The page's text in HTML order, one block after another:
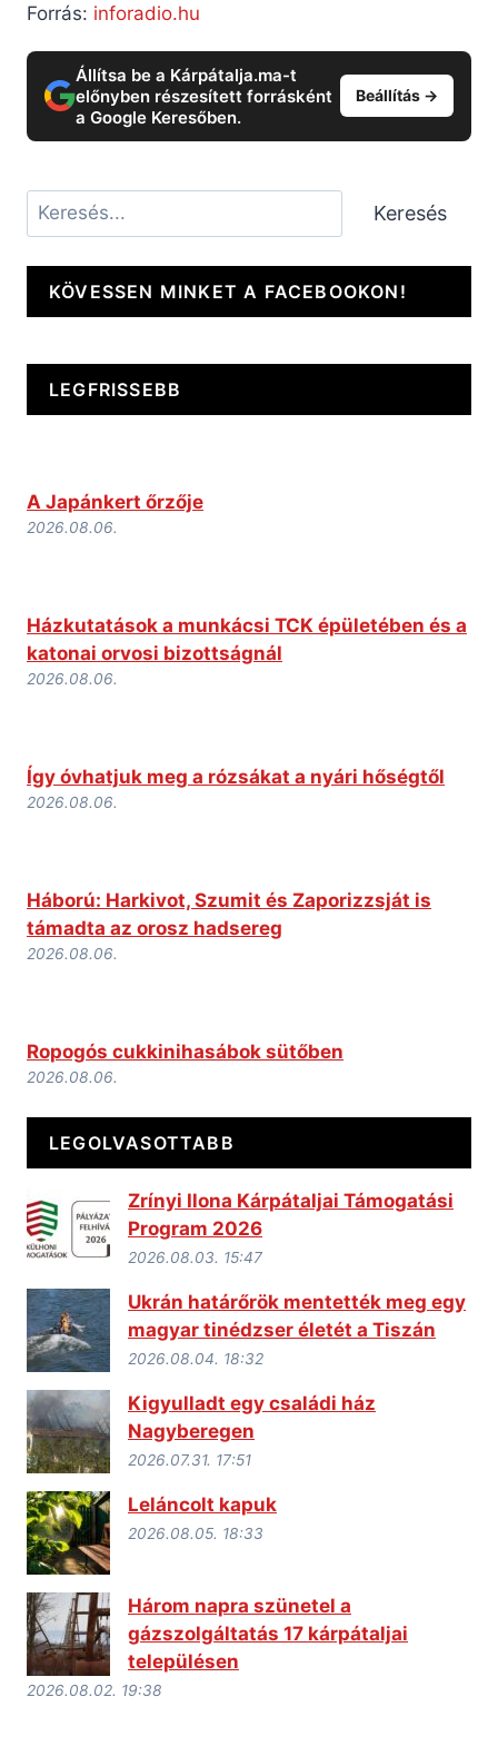
Forrás: inforadio.hu
Állítsa be a Kárpátalja.ma-t
előnyben részesített forrásként
a Google Keresőben.
Beállítás →
Keresés Keresés
KÖVESSEN MINKET A FACEBOOKON!
LEGFRISSEBB
A Japánkert őrzője
2026.08.06.
Házkutatások a munkácsi TCK épületében és a
katonai orvosi bizottságnál
2026.08.06.
Így óvhatjuk meg a rózsákat a nyári hőségtől
2026.08.06.
Háború: Harkivot, Szumit és Zaporizzsját is
támadta az orosz hadsereg
2026.08.06.
Ropogós cukkinihasábok sütőben
2026.08.06.
LEGOLVASOTTABB
Zrínyi Ilona Kárpátaljai Támogatási
Program 2026
2026.08.03. 15:47
Ukrán határőrök mentették meg egy
magyar tinédzser életét a Tiszán
2026.08.04. 18:32
Kigyulladt egy családi ház
Nagyberegen
2026.07.31. 17:51
Leláncolt kapuk
2026.08.05. 18:33
Három napra szünetel a
gázszolgáltatás 17 kárpátaljai
településen
2026.08.02. 19:38